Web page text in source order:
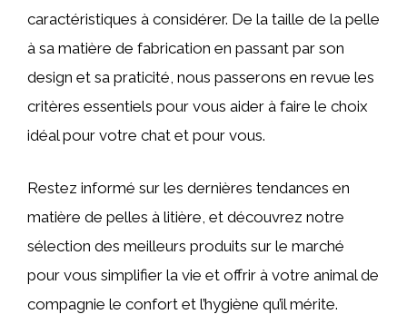
caractéristiques à considérer. De la taille de la pelle
à sa matière de fabrication en passant par son
design et sa praticité, nous passerons en revue les
critères essentiels pour vous aider à faire le choix
idéal pour votre chat et pour vous.
Restez informé sur les dernières tendances en
matière de pelles à litière, et découvrez notre
sélection des meilleurs produits sur le marché
pour vous simplifier la vie et offrir à votre animal de
compagnie le confort et l’hygiène qu’il mérite.